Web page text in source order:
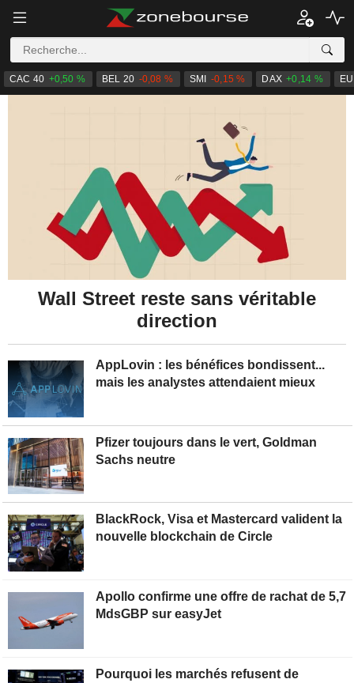
CAC 40 +0,50 % BEL 20 -0,08 % SMI -0,15 % DAX +0,14 %
AppLovin : les bénéfices bondissent...
mais les analystes attendaient mieux
Pfizer toujours dans le vert, Goldman
Sachs neutre
Wall Street reste sans véritable
direction
BlackRock, Visa et Mastercard valident la
nouvelle blockchain de Circle
Apollo confirme une offre de rachat de 5,7
MdsGBP sur easyJet
Pourquoi les marchés refusent de